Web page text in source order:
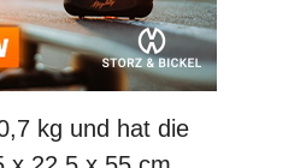
kg und hat die